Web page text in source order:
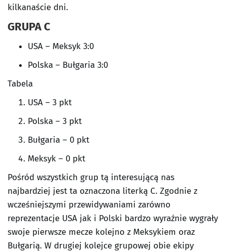
kilkanaście dni.
GRUPA C
USA – Meksyk 3:0
Polska – Bułgaria 3:0
Tabela
USA – 3 pkt
Polska – 3 pkt
Bułgaria – 0 pkt
Meksyk – 0 pkt
Pośród wszystkich grup tą interesującą nas
najbardziej jest ta oznaczona literką C. Zgodnie z
wcześniejszymi przewidywaniami zarówno
reprezentacje USA jak i Polski bardzo wyraźnie wygrały
swoje pierwsze mecze kolejno z Meksykiem oraz
Bułgarią. W drugiej kolejce grupowej obie ekipy